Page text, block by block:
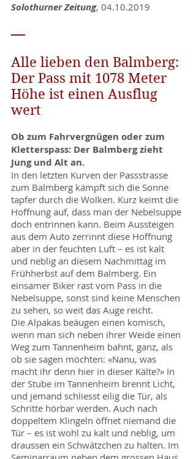
Solothurner Zeitung, 04.10.2019
—
Alle lieben den Balmberg:
Der Pass mit 1078 Meter
Höhe ist einen Ausflug
wert
Ob zum Fahrvergnügen oder zum
Kletterspass: Der Balmberg zieht
Jung und Alt an.
In den letzten Kurven der Passstrasse
zum Balmberg kämpft sich die Sonne
tapfer durch die Wolken. Kurz keimt die
Hoffnung auf, dass man der Nebelsuppe
doch entrinnen kann. Beim Aussteigen
aus dem Auto zerrinnt diese Hoffnung
aber in der feuchten Luft – es ist kalt
und neblig an diesem Nachmittag im
Frühherbst auf dem Balmberg. Ein
einsamer Biker rast vom Pass in die
Nebelsuppe, sonst sind keine Menschen
zu sehen, so weit das Auge reicht.
Die Alpakas beäugen einen komisch,
wenn man sich neben ihrer Weide einen
Weg zum Tannenheim bahnt, ganz, als
ob sie sagen möchten: «Nanu, was
macht ihr denn hier in dieser Kälte?» In
der Stube im Tannenheim brennt Licht,
und jemand schliesst eilig die Tür, als
Schritte hörbar werden. Auch nach
doppeltem Klingeln öffnet niemand die
Tür – es ist wohl zu kalt und neblig, um
draussen ein Schwätzchen zu halten. Im